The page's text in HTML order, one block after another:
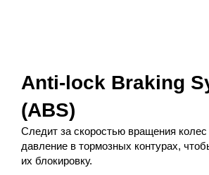
Anti-lock Braking
(ABS)
Следит за скоростью вращения
давление в тормозных контурах,
их блокировку.